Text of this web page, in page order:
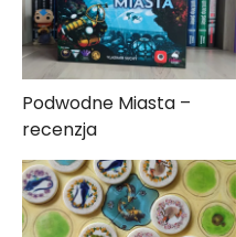
Podwodne Miasta –
recenzja